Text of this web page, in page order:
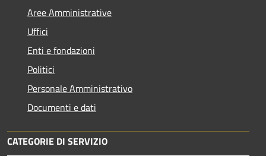
Aree Amministrative
Uffici
Enti e fondazioni
Politici
Personale Amministrativo
Documenti e dati
CATEGORIE DI SERVIZIO